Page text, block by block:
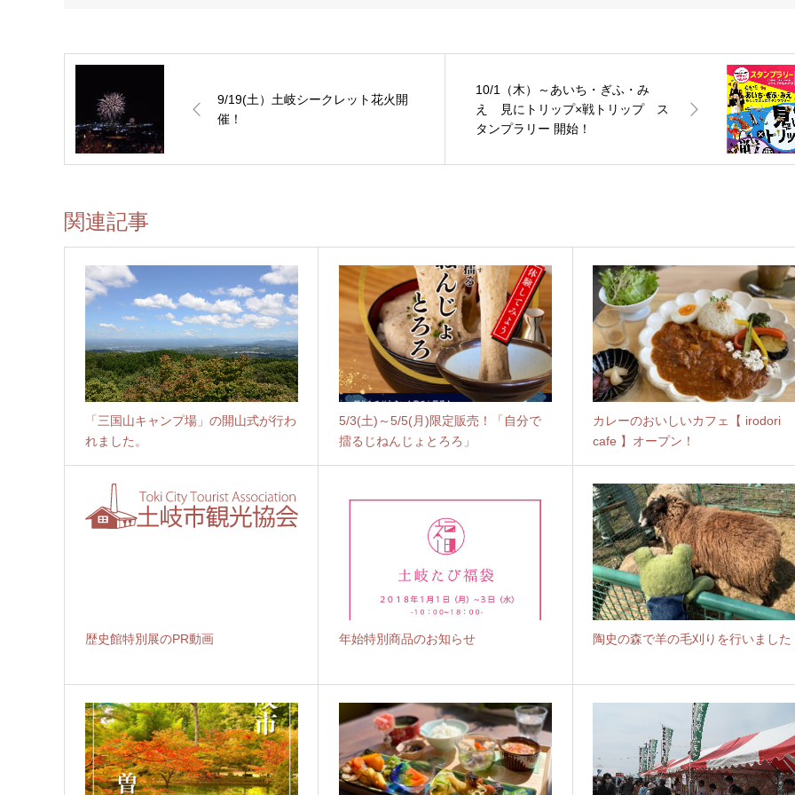
9/19(土）土岐シークレット花火開
催！
10/1（木）～あいち・ぎふ・み
え 見にトリップ×戦トリップ ス
タンプラリー 開始！
関連記事
「三国山キャンプ場」の開山式が行わ
れました。
5/3(土)～5/5(月)限定販売！「自分で
擂るじねんじょとろろ」
カレーのおいしいカフェ【 irodori
cafe 】オープン！
歴史館特別展のPR動画 年始特別商品のお知らせ 陶史の森で羊の毛刈りを行いました